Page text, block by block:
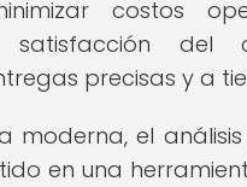
costos
del
precisas y a
moderna, el
en una